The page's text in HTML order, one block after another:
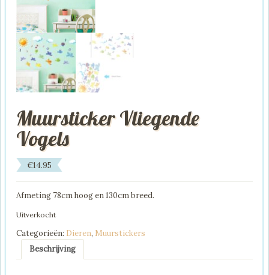
Muursticker Vliegende
Vogels
€14.95
Afmeting 78cm hoog en 130cm breed.
Uitverkocht
Categorieën: Dieren, Muurstickers
Beschrijving